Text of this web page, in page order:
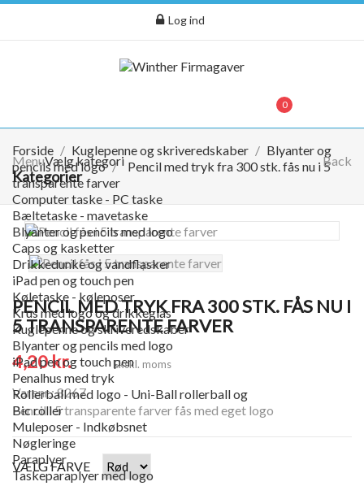
Log ind
0
Menu Back
Vælg kategori
Kategorier
Computer taske - PC taske
Bæltetaske - mavetaske
Blyanter og pencils med logo
Caps og kasketter
Drikkedunke og vandflasker
iPad pen og touch pen
Køletaske - køleposer
Krus med logo og drikkeglas
Kuglepenne og skriveredskaber
Blyanter og pencils med logo
iPad pen og touch pen
Penalhus med tryk
Rollerball med logo - Uni-Ball rollerball og
Bic roller
Muleposer - Indkøbsnet
Nøgleringe
Paraplyer
Taskeparaplyer med logo
Forside Kuglepenne og skriveredskaber
Blyanter og
pencils med logo
Pencil med tryk fra 300 stk. fås nu i 5
transparente farver
PENCIL MED TRYK FRA 300 STK. FÅS NU I
5 TRANSPARENTE FARVER
4,20 kr.
Ekskl. moms
Varenr.: 8267
Pencil i 5 transparente farver fås med eget logo
VÆLG FARVE